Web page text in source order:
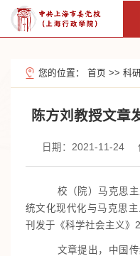
您的位置： 首页 >> 科
陈方刘教授文章
日期：2021-11-24
校（院）马克思主
统文化现代化与马克思
刊发于《科学社会主义》
文章提出，中国传